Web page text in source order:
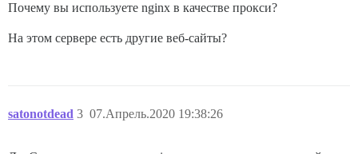
Почему вы используете nginx в качестве прокси?
На этом сервере есть другие веб-сайты?
satonotdead 07.Апрель.2020 19:38:26
3